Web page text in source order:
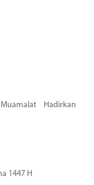
Hadirkan
1447 H